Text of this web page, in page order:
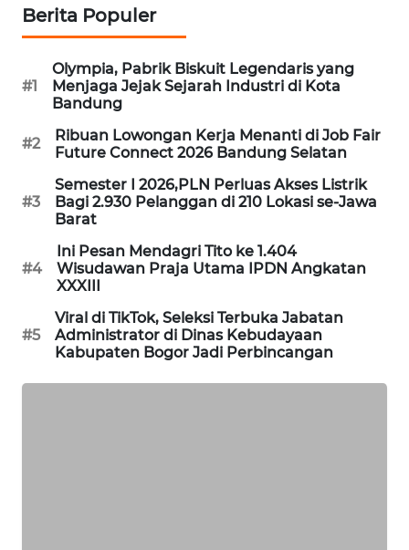
Berita Populer
#1
Olympia, Pabrik Biskuit Legendaris yang
Menjaga Jejak Sejarah Industri di Kota
Bandung
#2
Ribuan Lowongan Kerja Menanti di Job Fair
Future Connect 2026 Bandung Selatan
#3
Semester I 2026,PLN Perluas Akses Listrik
Bagi 2.930 Pelanggan di 210 Lokasi se-Jawa
Barat
#4
Ini Pesan Mendagri Tito ke 1.404
Wisudawan Praja Utama IPDN Angkatan
XXXIII
#5
Viral di TikTok, Seleksi Terbuka Jabatan
Administrator di Dinas Kebudayaan
Kabupaten Bogor Jadi Perbincangan
FORWAMKI
ALPERKLINAS
FORJASIDA
TAMBANG
NEWS
SITUNGIR
NEWS
SIDIKALANG
NEWS
SIBARAGAS
NEWS